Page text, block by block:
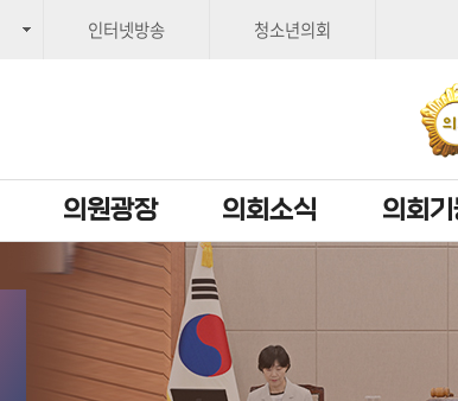
인터넷방송 청소년의회
의원광장 의회소식 의회